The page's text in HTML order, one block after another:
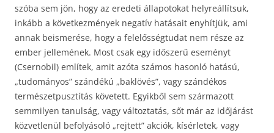
szóba sem jön, hogy az eredeti állapotokat helyreállítsuk,
inkább a következmények negatív hatásait enyhítjük, ami
annak beismerése, hogy a felelősségtudat nem része az
ember jellemének. Most csak egy időszerű eseményt
(Csernobil) említek, amit azóta számos hasonló hatású,
„tudományos” szándékú „baklövés”, vagy szándékos
természetpusztítás követett. Egyikből sem származott
semmilyen tanulság, vagy változtatás, sőt már az időjárást
közvetlenül befolyásoló „rejtett” akciók, kísérletek, vagy